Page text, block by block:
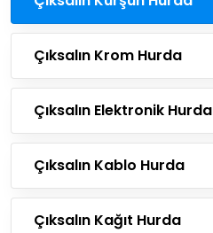
Çıksalın Krom Hurda
Çıksalın Elektronik Hurda
Çıksalın Kablo Hurda
Çıksalın Kağıt Hurda